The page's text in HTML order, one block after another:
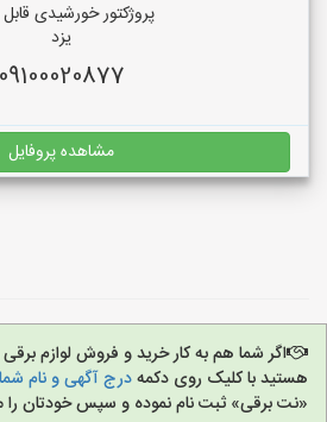
پروژکتور خورشیدی
یزد
09100020877
مشاهده پروفایل
اگر شما هم به کار خرید و فروش لوازم
هستید با کلیک روی دکمهدرج آگهی و نام
«نت برقی» ثبت نام نموده و سپس خودتان را